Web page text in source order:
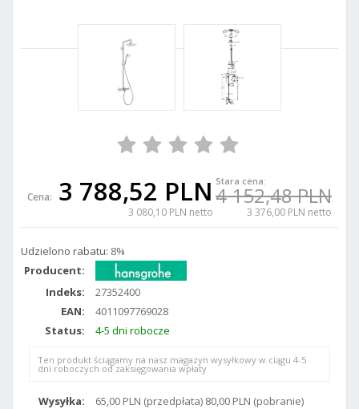
Cena: 3 788,52 PLN
3 080,10 PLN netto
Stara cena:
4 152,48 PLN
3 376,00 PLN netto
Udzielono rabatu: 8%
Producent:
Indeks:
27352400
EAN:
4011097769028
Status:
4-5 dni robocze
Ten produkt ściągamy na nasz magazyn wysyłkowy w ciągu 4-5
dni roboczych od zaksięgowania wpłaty
Wysyłka: 65,00 PLN (przedpłata) 80,00 PLN (pobranie)